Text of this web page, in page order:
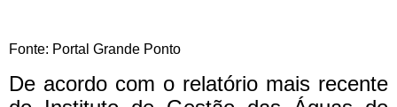
Fonte: Portal Grande Ponto
De acordo com o relatório mais recente